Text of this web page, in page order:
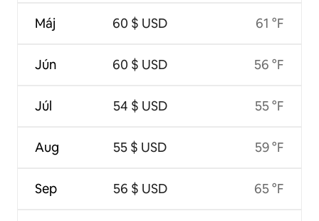
Máj
Jún
Júl
Aug
Sep
60 $ USD
60 $ USD
54 $ USD
55 $ USD
56 $ USD
61 °F
56 °F
55 °F
59 °F
65 °F